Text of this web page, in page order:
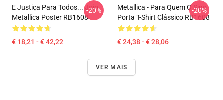
E Justiça Para Todos... Jojo
Metallica Poster RB1608
€ 18,21 - € 42,22
-20%
Metallica - Para Quem O Sino
Porta T-Shirt Clássico RB1608
€ 24,38 - € 28,06
-20%
VER MAIS